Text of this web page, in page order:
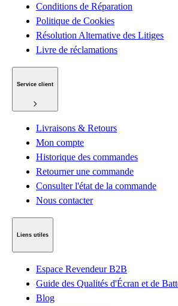
Conditions de Réparation
Politique de Cookies
Résolution Alternative des Litiges
Livre de réclamations
Service client
Livraisons & Retours
Mon compte
Historique des commandes
Retourner une commande
Consulter l'état de la commande
Nous contacter
Liens utiles
Espace Revendeur B2B
Guide des Qualités d'Écran et de
Blog